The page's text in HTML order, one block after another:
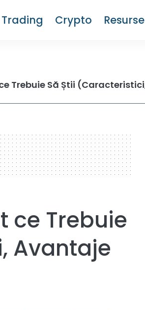
Trading Crypto Resurse
ce Trebuie
Avantaje